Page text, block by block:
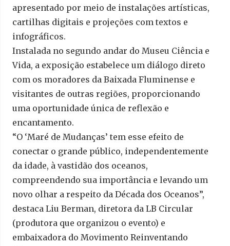
apresentado por meio de instalações artísticas,
cartilhas digitais e projeções com textos e
infográficos.
Instalada no segundo andar do Museu Ciência e
Vida, a exposição estabelece um diálogo direto
com os moradores da Baixada Fluminense e
visitantes de outras regiões, proporcionando
uma oportunidade única de reflexão e
encantamento.
“O ‘Maré de Mudanças’ tem esse efeito de
conectar o grande público, independentemente
da idade, à vastidão dos oceanos,
compreendendo sua importância e levando um
novo olhar a respeito da Década dos Oceanos”,
destaca Liu Berman, diretora da LB Circular
(produtora que organizou o evento) e
embaixadora do Movimento Reinventando